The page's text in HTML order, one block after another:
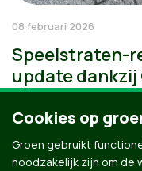
08 februari 2026
Speelstraten-
update dankzij
Cookies op
Groen gebruikt
noodzakelijk zijn om